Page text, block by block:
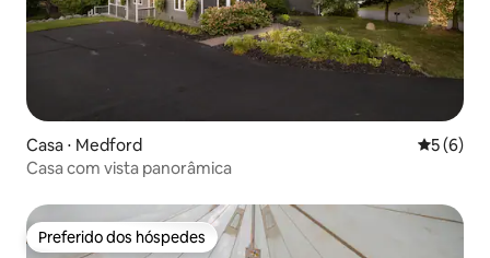
Casa ⋅ Medford 5 de
5 (6)
Casa com vista panorâmica
Preferido dos hóspedes
Preferido dos hóspedes